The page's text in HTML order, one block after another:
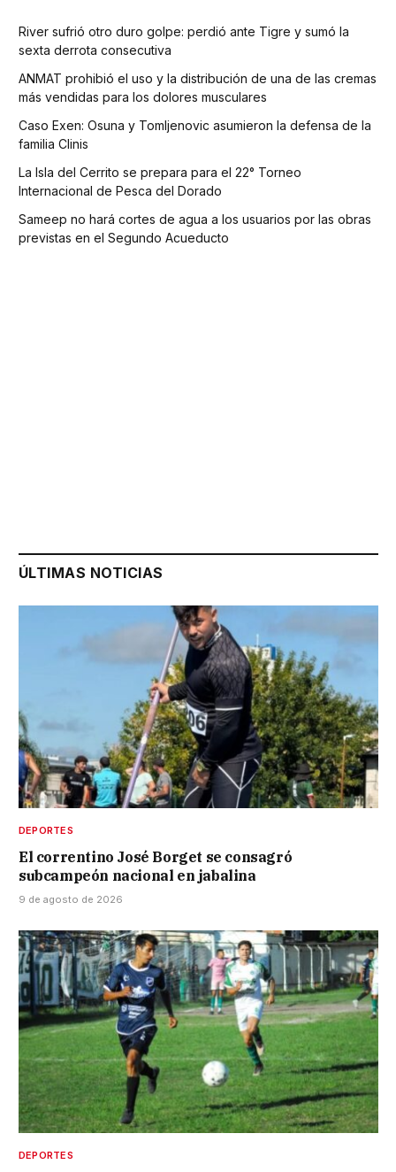
River sufrió otro duro golpe: perdió ante Tigre y sumó la
sexta derrota consecutiva
ANMAT prohibió el uso y la distribución de una de las cremas
más vendidas para los dolores musculares
Caso Exen: Osuna y Tomljenovic asumieron la defensa de la
familia Clinis
La Isla del Cerrito se prepara para el 22° Torneo
Internacional de Pesca del Dorado
Sameep no hará cortes de agua a los usuarios por las obras
previstas en el Segundo Acueducto
ÚLTIMAS NOTICIAS
DEPORTES
El correntino José Borget se consagró
subcampeón nacional en jabalina
9 de agosto de 2026
DEPORTES